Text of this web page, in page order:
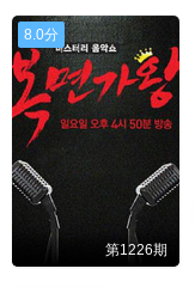
8.0分
第1226期